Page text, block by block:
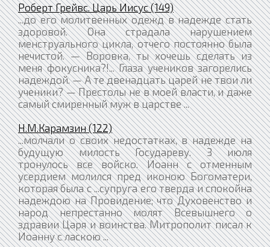
Роберт Грейвс. Царь Иисус (149)
...до его молитвенных одежд в надежде стать
здоровой. Она страдала нарушением
менструального цикла, отчего постоянно была
нечистой. — Воровка, ты хочешь сделать из
меня фокусника?!... Глаза учеников загорелись
надеждой. — А те двенадцать царей не твои ли
ученики? — Престолы не в моей власти, и даже
самый смиренный муж в царстве ...
Н.М.Карамзин (122)
...молчали о своих недостатках, в надежде на
будущую милость Государеву. 3 июля
тронулось все войско. Иоанн с отменным
усердием молился пред иконою Богоматери,
которая была с ...супруга его тверда и спокойна
надеждою на Провидение; что Духовенство и
народ непрестанно молят Всевышнего о
здравии Царя и воинства. Митрополит писал к
Иоанну с ласкою ...